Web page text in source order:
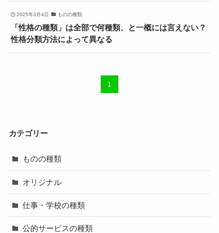
2025年3月4日 ものの種類
「性格の種類」は全部で何種類、と一概には言えない？
性格分類方法によって異なる
1
カテゴリー
ものの種類
オリジナル
仕事・学校の種類
公的サービスの種類